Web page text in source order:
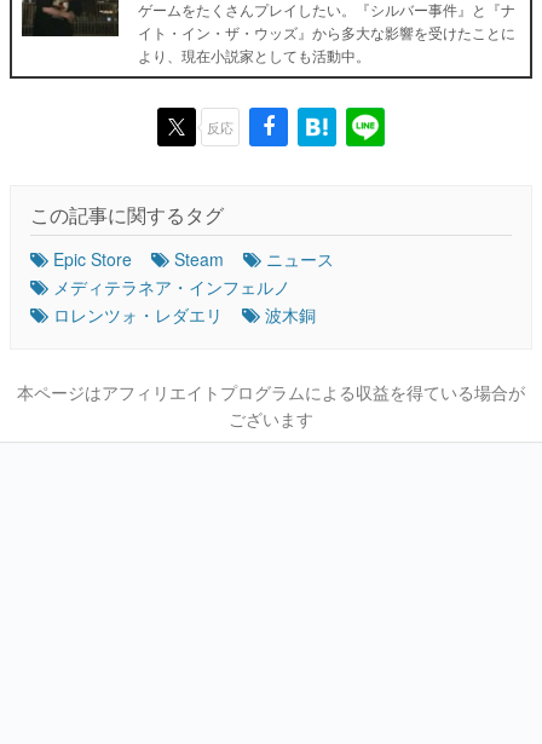
ゲームをたくさんプレイしたい。『シルバー事件』と『ナ
イト・イン・ザ・ウッズ』から多大な影響を受けたことに
より、現在小説家としても活動中。
反応
この記事に関するタグ
Epic Store Steam
ニュース
メディテラネア・インフェルノ
ロレンツォ・レダエリ
波木銅
本ページはアフィリエイトプログラムによる収益を得ている場合が
ございます